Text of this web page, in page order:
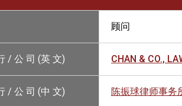
顾问
/ 公 司 (英 文) CHAN & CO.,
/ 公 司 (中 文) 陈振球律师事务